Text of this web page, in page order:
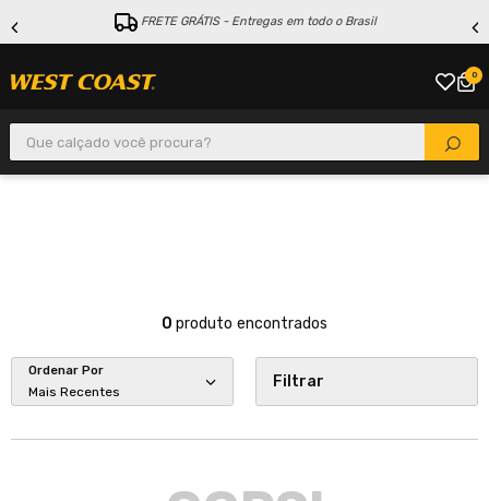
FRETE GRÁTIS - Entregas em todo o Brasil
0
Que calçado você procura?
0 produto
Ordenar Por
Mais Recentes
Filtrar